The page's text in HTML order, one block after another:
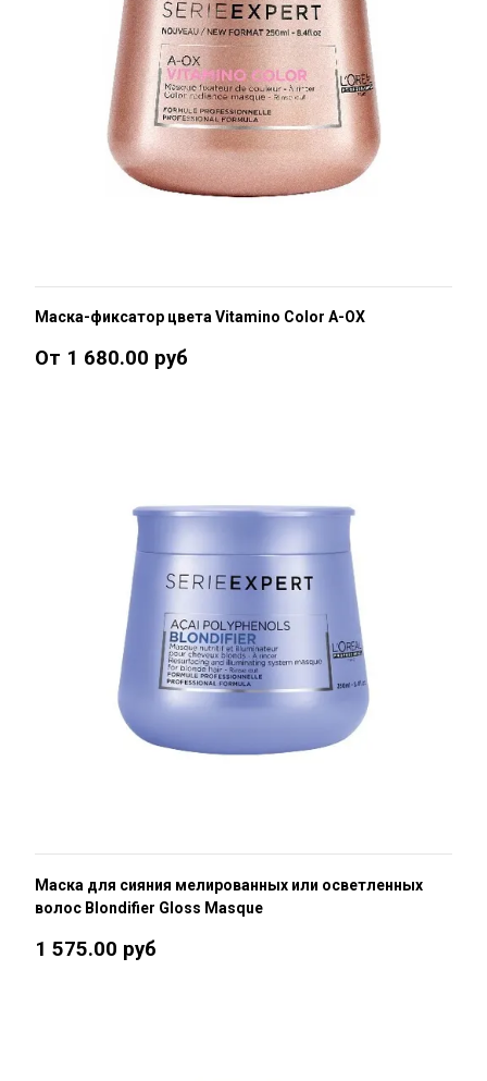
Маска-фиксатор цвета Vitamino Color A-OX
От 1 680.00 руб
Маска для сияния мелированных или осветленных
волос Blondifier Gloss Masque
1 575.00 руб